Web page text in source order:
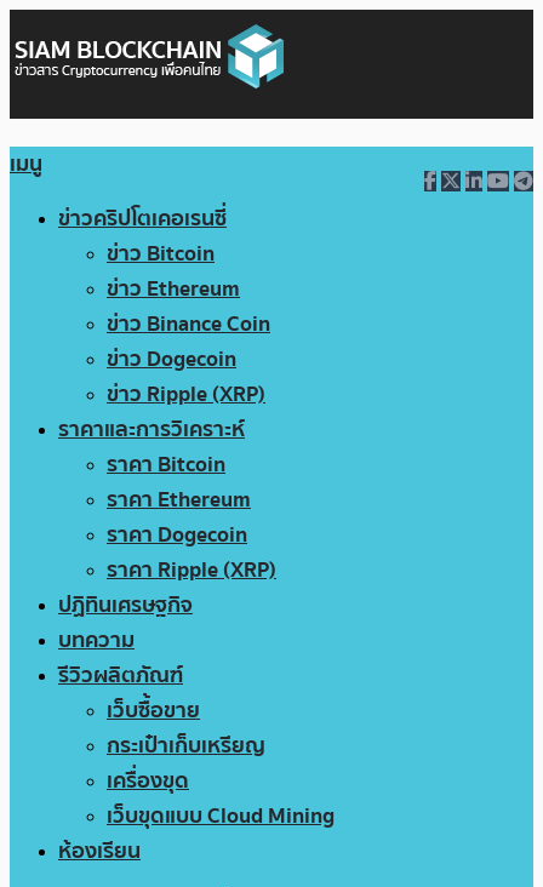
เมนู
ข่าวคริปโตเคอเรนซี่
ข่าว Bitcoin
ข่าว Ethereum
ข่าว Binance Coin
ข่าว Dogecoin
ข่าว Ripple (XRP)
ราคาและการวิเคราะห์
ราคา Bitcoin
ราคา Ethereum
ราคา Dogecoin
ราคา Ripple (XRP)
ปฏิทินเศรษฐกิจ
บทความ
รีวิวผลิตภัณฑ์
เว็บซื้อขาย
กระเป๋าเก็บเหรียญ
เครื่องขุด
เว็บขุดแบบ Cloud Mining
ห้องเรียน